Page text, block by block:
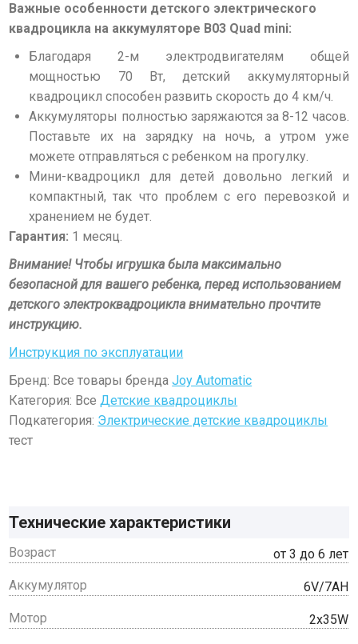
Важные особенности детского электрического
квадроцикла на аккумуляторе B03 Quad mini:
Благодаря 2-м электродвигателям общей
мощностью 70 Вт, детский аккумуляторный
квадроцикл способен развить скорость до 4 км/ч.
Аккумуляторы полностью заряжаются за 8-12 часов.
Поставьте их на зарядку на ночь, а утром уже
можете отправляться с ребенком на прогулку.
Мини-квадроцикл для детей довольно легкий и
компактный, так что проблем с его перевозкой и
хранением не будет.
Гарантия: 1 месяц.
Внимание! Чтобы игрушка была максимально
безопасной для вашего ребенка, перед использованием
детского электроквадроцикла внимательно прочтите
инструкцию.
Инструкция по эксплуатации
Бренд: Все товары брендаJoy Automatic
Категория: ВсеДетские квадроциклы
Подкатегория: Электрические детские квадроциклы
тест
Технические характеристики
Возраст от 3 до 6 лет
Аккумулятор 6V/7AH
Мотор 2x35W